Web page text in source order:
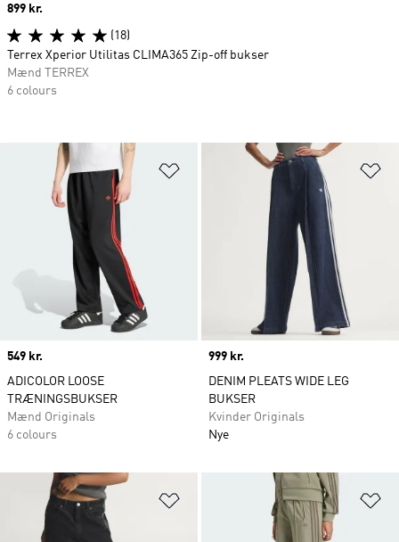
Føj til ønskeliste
Price
549 kr.
ADICOLOR LOOSE
TRÆNINGSBUKSER
Mænd Originals
6 colours
Price
999 kr.
DENIM PLEATS WIDE LEG
BUKSER
Kvinder Originals
Nye
Føj til ønskeliste
Price
899 kr.
(18)
Terrex Xperior Utilitas CLIMA365 Zip-off bukser
Mænd TERREX
6 colours